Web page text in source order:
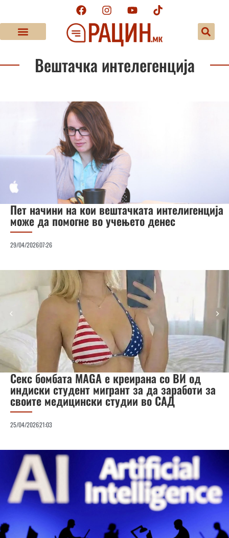
Вештачка интелегенција
Пет начини на кои вештачката интелигенција
може да помогне во учењето денес
29/04/202607:26
Секс бомбата MAGA е креирана со ВИ од
индиски студент мигрант за да заработи за
своите медицински студии во САД
25/04/202621:03